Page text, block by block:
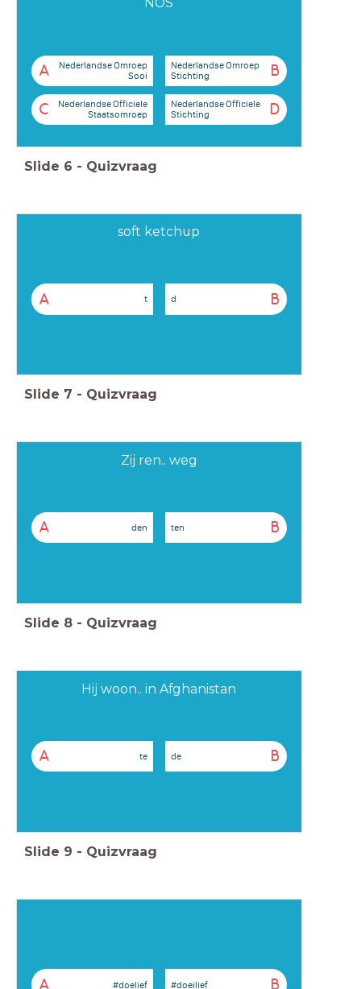
NOS
A
Nederlandse Omroep
Sooi
B
Nederlandse Omroep
Stichting
C
Nederlandse Officiele
Staatsomroep
D
Nederlandse Officiele
Stichting
Slide 6 - Quizvraag
soft ketchup
A t B
d
Slide 7 - Quizvraag
Zij ren.. weg
A den B
ten
Slide 8 - Quizvraag
Hij woon.. in Afghanistan
A te B
de
Slide 9 - Quizvraag
A #doelief B
#doeilief